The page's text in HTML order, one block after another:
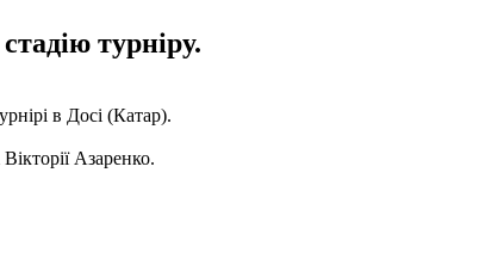
турніру.
в Досі (Катар).
Азаренко.